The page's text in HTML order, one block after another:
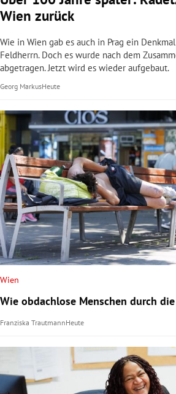
Wien zurück
Wie in Wien gab es auch in Prag ein
Feldherrn. Doch es wurde nach dem
abgetragen. Jetzt wird es wieder aufgebaut.
Georg MarkusHeute
Wien
Wie obdachlose Menschen durch
Franziska TrautmannHeute